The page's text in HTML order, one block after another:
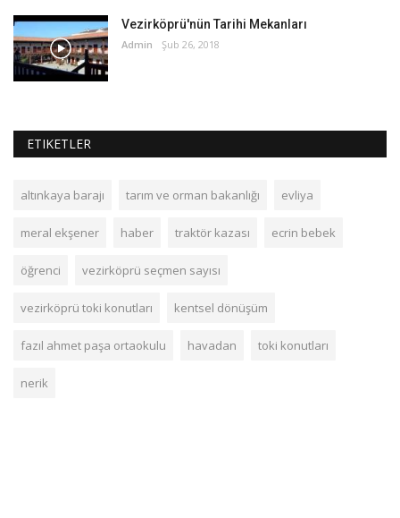
Vezirköprü'nün Tarihi Mekanları
Admin Şub 26, 2018
ETIKETLER
altınkaya barajı tarım ve orman bakanlığı evliya
meral ekşener haber traktör kazası ecrin bebek
öğrenci vezirköprü seçmen sayısı
vezirköprü toki konutları kentsel dönüşüm
fazıl ahmet paşa ortaokulu havadan toki konutları
nerik